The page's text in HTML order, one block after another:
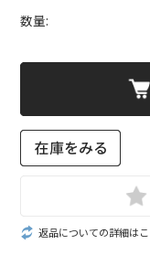
数量:
返品についての詳細は